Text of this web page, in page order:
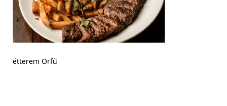
étterem Orfű